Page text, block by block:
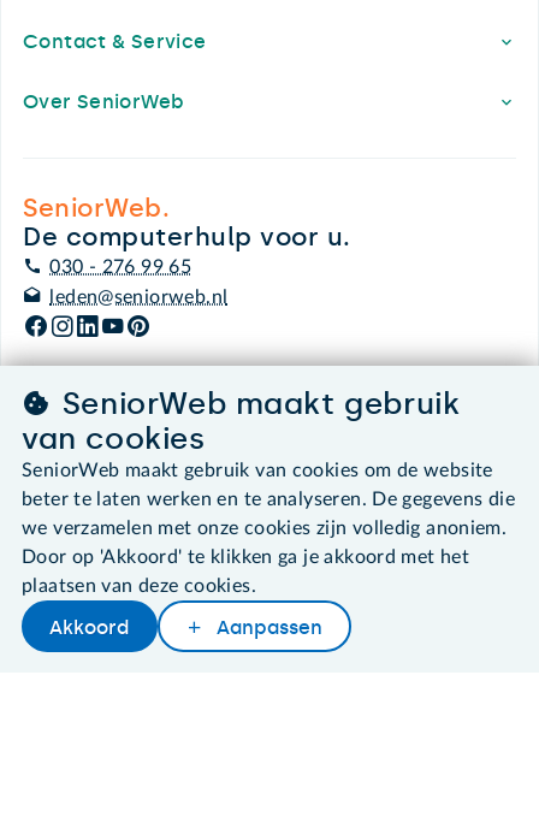
Later lezenDelenWoordenboek
Contact & Service
Over SeniorWeb
SeniorWeb.
De computerhulp voor u.
030 - 276 99 65
leden@seniorweb.nl
©2026 SeniorWeb
Algemene voorwaarden
Disclaimer
Privacybeleid
About SeniorWeb
SeniorWeb maakt gebruik
van cookies
SeniorWeb maakt gebruik van cookies om de website
beter te laten werken en te analyseren. De gegevens die
we verzamelen met onze cookies zijn volledig anoniem.
Door op 'Akkoord' te klikken ga je akkoord met het
plaatsen van deze cookies.
Akkoord Aanpassen